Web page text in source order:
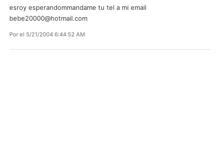
esroy esperandommandame tu tel a mi email
bebe20000@hotmail.com
Por el 5/21/2004 6:44:52 AM